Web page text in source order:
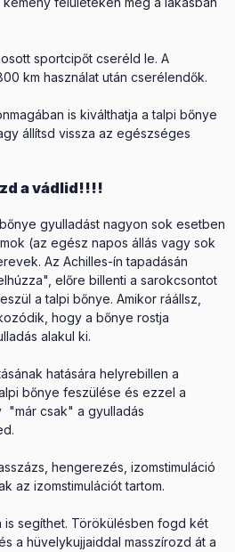
sportcipőt cseréld le. A
km használat után cserélendők.
is kiválthatja a talpi bőnye
állítsd vissza az egészséges
a vádlid!!!!
bőnye gyulladást nagyon sok esetben
(az egész napos állás vagy sok
Az Achilles-ín tapadásán
előre billenti a sarokcsontot
a talpi bőnye. Amikor ráállsz,
hogy a bőnye rostja
alakul ki.
hatására helyrebillen a
bőnye feszülése és ezzel a
"már csak" a gyulladás
hengerezés, izomstimuláció
az izomstimulációt tartom.
is segíthet. Törökülésben fogd két
a hüvelykujjaiddal masszírozd át a